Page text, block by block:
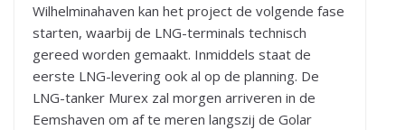
Wilhelminahaven kan het project de volgende fase
starten, waarbij de LNG-terminals technisch
gereed worden gemaakt. Inmiddels staat de
eerste LNG-levering ook al op de planning. De
LNG-tanker Murex zal morgen arriveren in de
Eemshaven om af te meren langszij de Golar